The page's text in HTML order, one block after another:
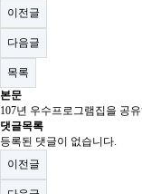
이전글
다음글
목록
본문
107년 우수프로그램집을 공
댓글목록
등록된 댓글이 없습니다.
이전글